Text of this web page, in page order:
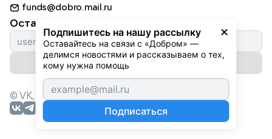
Подпишитесь на нашу рассылку
Оставайтесь на связи с «Добром» —
делимся новостями и рассказываем о тех,
кому нужна помощь
Подписаться
Партнерам
Животным
Природе
Культуре
Фондам
Добрый день
Истории
Автоплатежи
funds@dobro.mail.ru
Оставайтесь с нами
Подписаться на рассылку
© VK, 2026г. Все права защищены.